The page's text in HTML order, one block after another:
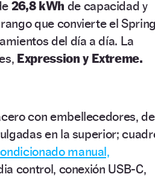
26,8 kWh de capacidad y
que convierte el
del día a día. La
Expression y Extreme.
con embellecedores, de
en la superior;
manual,
control, conexión USB-C,